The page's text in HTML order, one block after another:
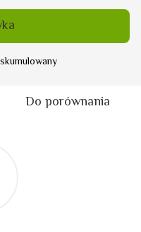
Do porównania